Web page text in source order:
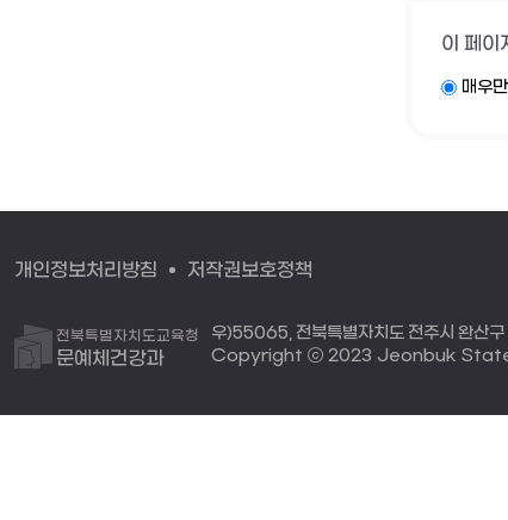
이 페이
매우
개인정보처리방침 저작권보호정책
전북특별자치도교육청
문예체건강과
우)55065, 전북특별자치도 전주시 완
Copyright ⓒ 2023 Jeonbuk